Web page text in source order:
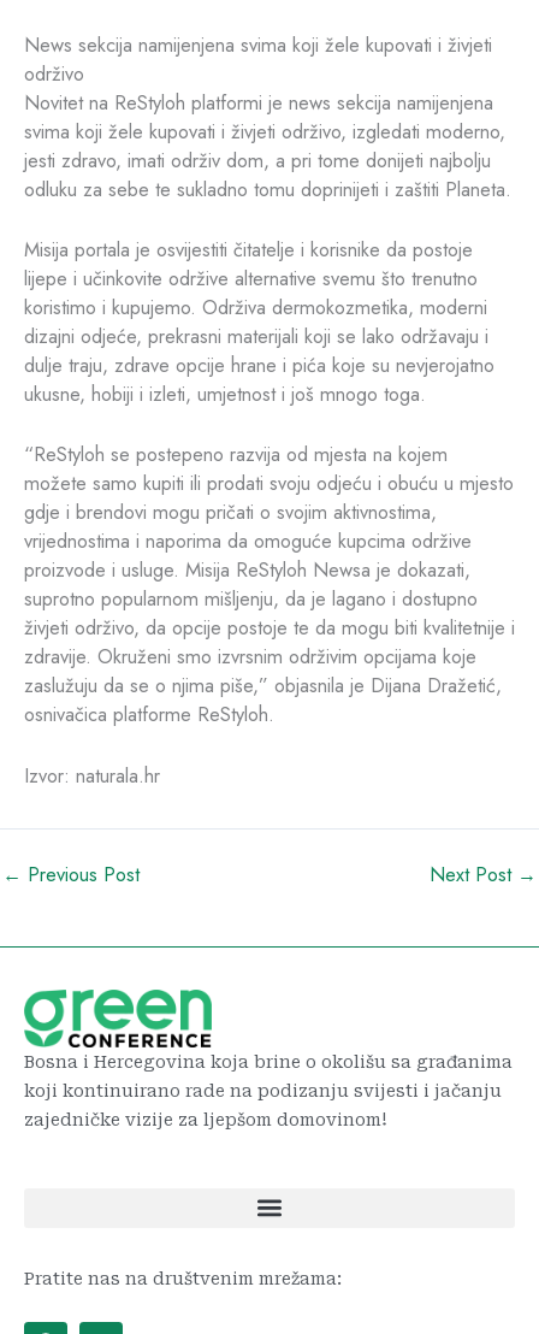
News sekcija namijenjena svima koji žele kupovati i živjeti
održivo
Novitet na ReStyloh platformi je news sekcija namijenjena
svima koji žele kupovati i živjeti održivo, izgledati moderno,
jesti zdravo, imati održiv dom, a pri tome donijeti najbolju
odluku za sebe te sukladno tomu doprinijeti i zaštiti Planeta.
Misija portala je osvijestiti čitatelje i korisnike da postoje
lijepe i učinkovite održive alternative svemu što trenutno
koristimo i kupujemo. Održiva dermokozmetika, moderni
dizajni odjeće, prekrasni materijali koji se lako održavaju i
dulje traju, zdrave opcije hrane i pića koje su nevjerojatno
ukusne, hobiji i izleti, umjetnost i još mnogo toga.
“ReStyloh se postepeno razvija od mjesta na kojem
možete samo kupiti ili prodati svoju odjeću i obuću u mjesto
gdje i brendovi mogu pričati o svojim aktivnostima,
vrijednostima i naporima da omoguće kupcima održive
proizvode i usluge. Misija ReStyloh Newsa je dokazati,
suprotno popularnom mišljenju, da je lagano i dostupno
živjeti održivo, da opcije postoje te da mogu biti kvalitetnije i
zdravije. Okruženi smo izvrsnim održivim opcijama koje
zaslužuju da se o njima piše,” objasnila je Dijana Dražetić,
osnivačica platforme ReStyloh.
Izvor: naturala.hr
← Previous Post Next Post →
Bosna i Hercegovina koja brine o okolišu sa građanima
koji kontinuirano rade na podizanju svijesti i jačanju
zajedničke vizije za ljepšom domovinom!
Pratite nas na društvenim mrežama: